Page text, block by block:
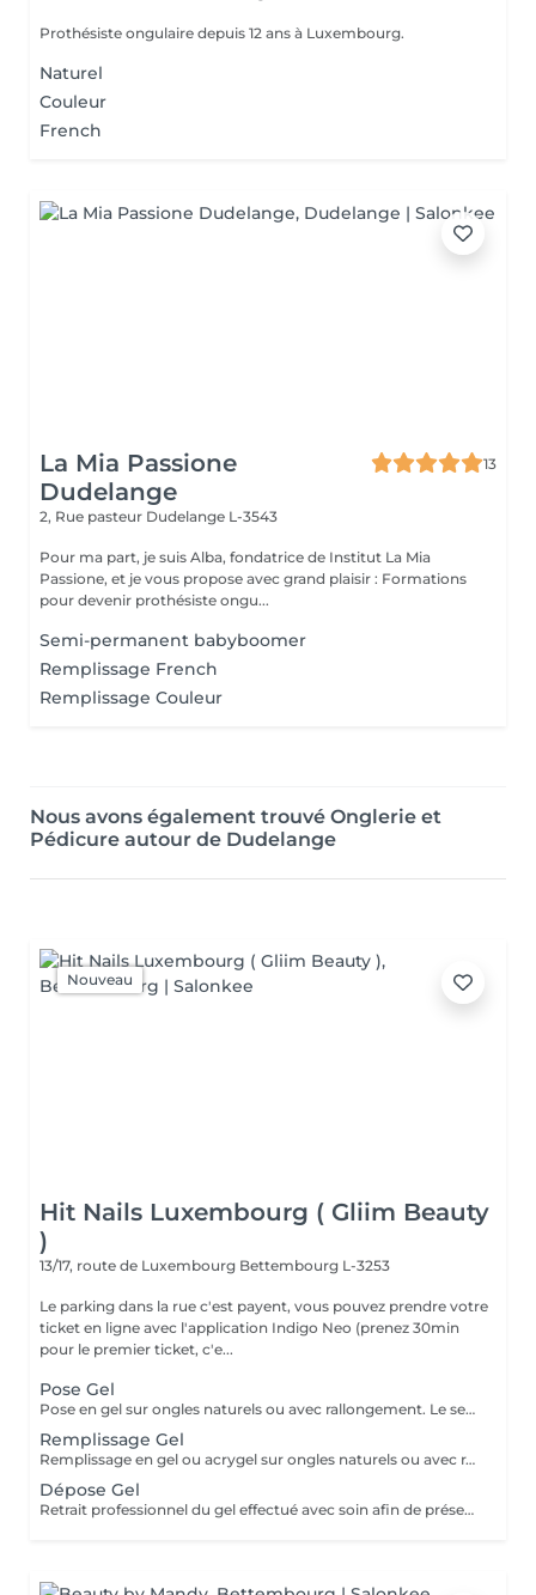
Prothésiste ongulaire depuis 12 ans à Luxembourg.
Naturel
Couleur
French
La Mia Passione
Dudelange
13
2, Rue pasteur Dudelange L-3543
Pour ma part, je suis Alba, fondatrice de Institut La Mia
Passione, et je vous propose avec grand plaisir : Formations
pour devenir prothésiste ongu...
Semi-permanent babyboomer
Remplissage French
Remplissage Couleur
Nous avons également trouvé Onglerie et
Pédicure autour de Dudelange
Nouveau
Hit Nails Luxembourg ( Gliim Beauty
)
13/17, route de Luxembourg Bettembourg L-3253
Le parking dans la rue c'est payent, vous pouvez prendre votre
ticket en ligne avec l'application Indigo Neo (prenez 30min
pour le premier ticket, c'e...
Pose Gel
Pose en gel sur ongles naturels ou avec rallongement. Le service comprend la manucure russe, la construction complète en gel, l'architecture adaptée à l'ongle et une finition lisse et résistante.
Remplissage Gel
Remplissage en gel ou acrygel sur ongles naturels ou avec rallongement existant. Le service comprend la manucure russe, la correction de l'architecture, le renforcement de la structure en gel et une finition lisse, uniforme et résistante.
Dépose Gel
Retrait professionnel du gel effectué avec soin afin de préserver l'ongle naturel. Le service comprend la manucure russe, la mise en forme de l'ongle et une pose de vernis traditionnel transparent, pour une finition propre, soignée et naturelle.